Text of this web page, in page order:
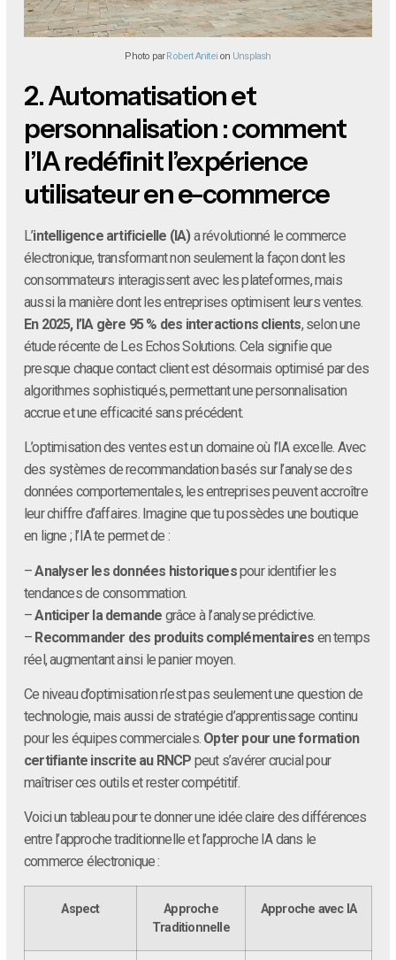
Photo parRobert Anitei on Unsplash
2.Automatisation et
personnalisation : comment
l’IA redéfinit l’expérience
utilisateur en e-commerce
L’intelligence artificielle (IA)a révolutionné le commerce
électronique, transformant non seulement la façon dont les
consommateurs interagissent avec les plateformes, mais
aussi la manière dont les entreprises optimisent leurs ventes.
En 2025, l’IA gère 95 % des interactions clients, selon une
étude récente de Les Echos Solutions. Cela signifie que
presque chaque contact client est désormais optimisé par des
algorithmes sophistiqués, permettant une personnalisation
accrue et une efficacité sans précédent.
L’optimisation des ventes est un domaine où l’IA excelle. Avec
des systèmes de recommandation basés sur l’analyse des
données comportementales, les entreprises peuvent accroître
leur chiffre d’affaires. Imagine que tu possèdes une boutique
en ligne ; l’IA te permet de :
–Analyser les données historiquespour identifier les
tendances de consommation.
–Anticiper la demande grâce à l’analyse prédictive.
– Recommander des produits complémentaires en temps
réel, augmentant ainsi le panier moyen.
Ce niveau d’optimisation n’est pas seulement une question de
technologie, mais aussi de stratégie d’apprentissage continu
pour les équipes commerciales. Opter pour une formation
certifiante inscrite au RNCP peut s’avérer crucial pour
maîtriser ces outils et rester compétitif.
Voici un tableau pour te donner une idée claire des différences
entre l’approche traditionnelle et l’approche IA dans le
commerce électronique :
Aspect
Approche
Traditionnelle
Approche avec IA